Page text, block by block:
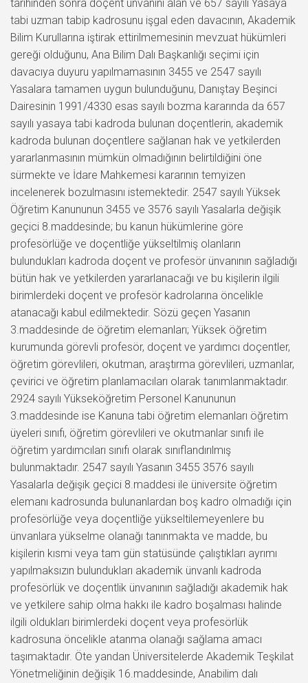
tarihinden sonra doçent ünvanını alan ve 657 sayılı Yasaya
tabi uzman tabip kadrosunu işgal eden davacının, Akademik
Bilim Kurullarına iştirak ettirilmemesinin mevzuat hükümleri
gereği olduğunu, Ana Bilim Dalı Başkanlığı seçimi için
davacıya duyuru yapılmamasının 3455 ve 2547 sayılı
Yasalara tamamen uygun bulunduğunu, Danıştay Beşinci
Dairesinin 1991/4330 esas sayılı bozma kararında da 657
sayılı yasaya tabi kadroda bulunan doçentlerin, akademik
kadroda bulunan doçentlere sağlanan hak ve yetkilerden
yararlanmasının mümkün olmadığının belirtildiğini öne
sürmekte ve İdare Mahkemesi kararının temyizen
incelenerek bozulmasını istemektedir. 2547 sayılı Yüksek
Öğretim Kanununun 3455 ve 3576 sayılı Yasalarla değişik
geçici 8.maddesinde; bu kanun hükümlerine göre
profesörlüğe ve doçentliğe yükseltilmiş olanların
bulundukları kadroda doçent ve profesör ünvanının sağladığı
bütün hak ve yetkilerden yararlanacağı ve bu kişilerin ilgili
birimlerdeki doçent ve profesör kadrolarına öncelikle
atanacağı kabul edilmektedir. Sözü geçen Yasanın
3.maddesinde de öğretim elemanları; Yüksek öğretim
kurumunda görevli profesör, doçent ve yardımcı doçentler,
öğretim görevlileri, okutman, araştırma görevlileri, uzmanlar,
çevirici ve öğretim planlamacıları olarak tanımlanmaktadır.
2924 sayılı Yükseköğretim Personel Kanununun
3.maddesinde ise Kanuna tabi öğretim elemanları öğretim
üyeleri sınıfı, öğretim görevlileri ve okutmanlar sınıfı ile
öğretim yardımcıları sınıfı olarak sınıflandırılmış
bulunmaktadır. 2547 sayılı Yasanın 3455 3576 sayılı
Yasalarla değişik geçici 8.maddesi ile üniversite öğretim
elemanı kadrosunda bulunanlardan boş kadro olmadığı için
profesörlüğe veya doçentliğe yükseltilemeyenlere bu
ünvanlara yükselme olanağı tanınmakta ve madde, bu
kişilerin kısmi veya tam gün statüsünde çalıştıkları ayrımı
yapılmaksızın bulundukları akademik ünvanlı kadroda
profesörlük ve doçentlik ünvanının sağladığı akademik hak
ve yetkilere sahip olma hakkı ile kadro boşalması halinde
ilgili oldukları birimlerdeki doçent veya profesörlük
kadrosuna öncelikle atanma olanağı sağlama amacı
taşımaktadır. Öte yandan Üniversitelerde Akademik Teşkilat
Yönetmeliğinin değişik 16.maddesinde, Anabilim dalı